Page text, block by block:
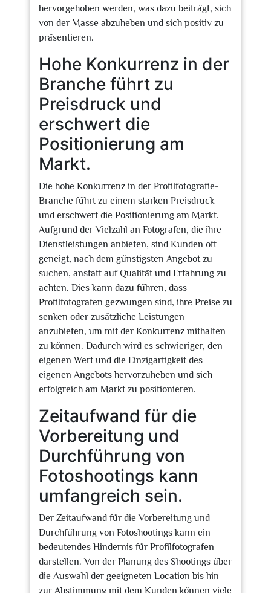
hervorgehoben werden, was dazu beiträgt, sich
von der Masse abzuheben und sich positiv zu
präsentieren.
Hohe Konkurrenz in der
Branche führt zu
Preisdruck und
erschwert die
Positionierung am
Markt.
Die hohe Konkurrenz in der Profilfotografie-
Branche führt zu einem starken Preisdruck
und erschwert die Positionierung am Markt.
Aufgrund der Vielzahl an Fotografen, die ihre
Dienstleistungen anbieten, sind Kunden oft
geneigt, nach dem günstigsten Angebot zu
suchen, anstatt auf Qualität und Erfahrung zu
achten. Dies kann dazu führen, dass
Profilfotografen gezwungen sind, ihre Preise zu
senken oder zusätzliche Leistungen
anzubieten, um mit der Konkurrenz mithalten
zu können. Dadurch wird es schwieriger, den
eigenen Wert und die Einzigartigkeit des
eigenen Angebots hervorzuheben und sich
erfolgreich am Markt zu positionieren.
Zeitaufwand für die
Vorbereitung und
Durchführung von
Fotoshootings kann
umfangreich sein.
Der Zeitaufwand für die Vorbereitung und
Durchführung von Fotoshootings kann ein
bedeutendes Hindernis für Profilfotografen
darstellen. Von der Planung des Shootings über
die Auswahl der geeigneten Location bis hin
zur Abstimmung mit dem Kunden können viele